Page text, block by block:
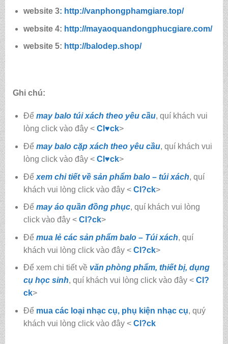
website 3: http://vanphongphamgiare.top/
website 4: http://mayaoquandongphucgiare.com/
website 5: http://balodep.shop/
Ghi chú:
Để may balo túi xách theo yêu cầu, quí khách vui
lòng click vào đây < Cl♥ck>
Để may balo cặp xách theo yêu cầu, quí khách vui
lòng click vào đây < Cl♥ck>
Để xem chi tiết về sản phẩm balo – túi xách, quí
khách vui lòng click vào đây < Cl?ck>
Để may áo quần đồng phục, quí khách vui lòng
click vào đây < Cl?ck>
Để mua lẻ các sản phẩm balo – Túi xách, quí
khách vui lòng click vào đây < Cl?ck>
Để xem chi tiết về văn phòng phẩm, thiết bị, dụng
cụ học sinh, quí khách vui lòng click vào đây < Cl?
ck>
Để mua các loại nhạc cụ, phụ kiện nhạc cụ, quý
khách vui lòng click vào đây < Cl?ck